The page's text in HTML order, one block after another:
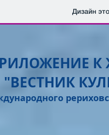
Дизайн
К
"ВЕСТНИК